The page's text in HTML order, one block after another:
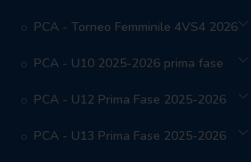
PCA - Torneo Femminile 4VS4 2026
PCA - U10 2025-2026 prima fase
PCA - U12 Prima Fase 2025-2026
PCA - U13 Prima Fase 2025-2026